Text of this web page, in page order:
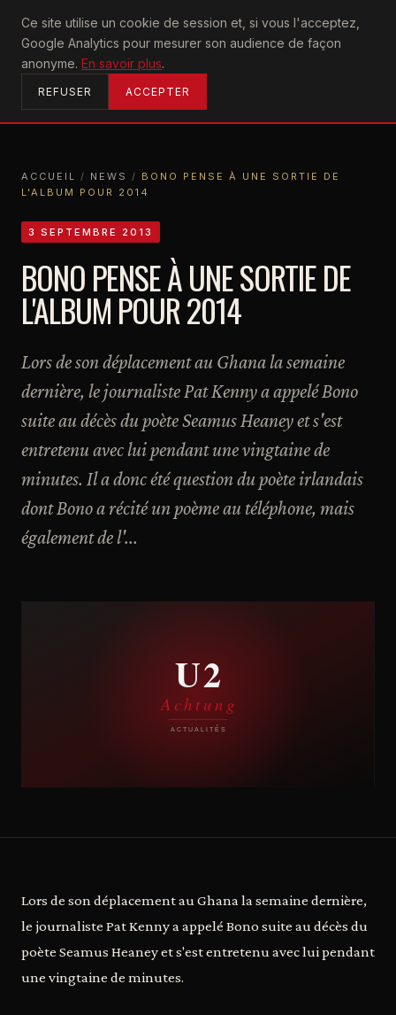
Ce site utilise un cookie de session et, si vous l'acceptez,
Google Analytics pour mesurer son audience de façon
anonyme. En savoir plus.
REFUSER ACCEPTER
U2achtung
ACCUEIL
ACCUEIL / NEWS / BONO PENSE À UNE SORTIE DE
L'ALBUM POUR 2014
3 SEPTEMBRE 2013
BONO PENSE À UNE SORTIE DE
L'ALBUM POUR 2014
Lors de son déplacement au Ghana la semaine
dernière, le journaliste Pat Kenny a appelé Bono
suite au décès du poète Seamus Heaney et s'est
entretenu avec lui pendant une vingtaine de
minutes. Il a donc été question du poète irlandais
dont Bono a récité un poème au téléphone, mais
également de l'...
Lors de son déplacement au Ghana la semaine dernière,
le journaliste Pat Kenny a appelé Bono suite au décès du
poète Seamus Heaney et s'est entretenu avec lui pendant
une vingtaine de minutes.